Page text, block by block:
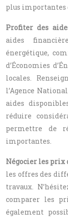
plus importantes
Profiter des
aides
énergétique,
d’Économies
locales.
l’Agence
aides
réduire
permettre de
importantes.
Négocier les prix
les offres des
travaux.
comparer les
également